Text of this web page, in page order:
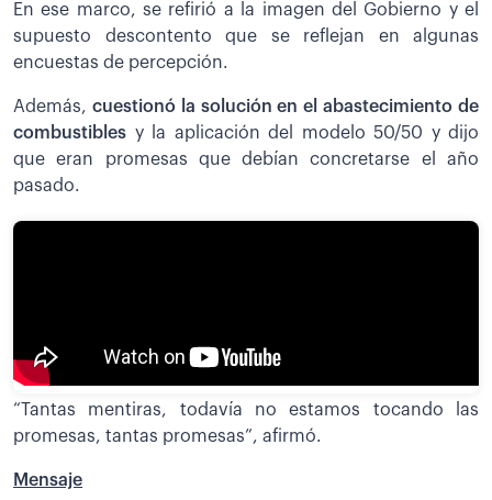
En ese marco, se refirió a la imagen del Gobierno y el
supuesto descontento que se reflejan en algunas
encuestas de percepción.
Además, cuestionó la solución en el abastecimiento de
combustibles y la aplicación del modelo 50/50 y dijo
que eran promesas que debían concretarse el año
pasado.
“Tantas mentiras, todavía no estamos tocando las
promesas, tantas promesas”, afirmó.
Mensaje